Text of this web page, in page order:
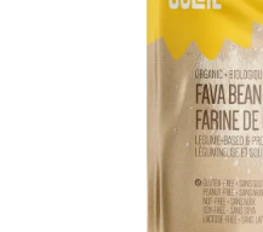
ADD TO CART